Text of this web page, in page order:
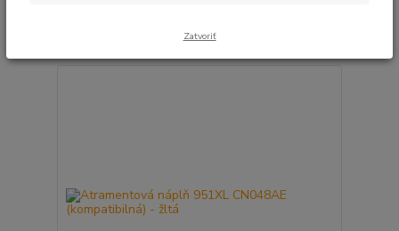
stranaZatvoriť